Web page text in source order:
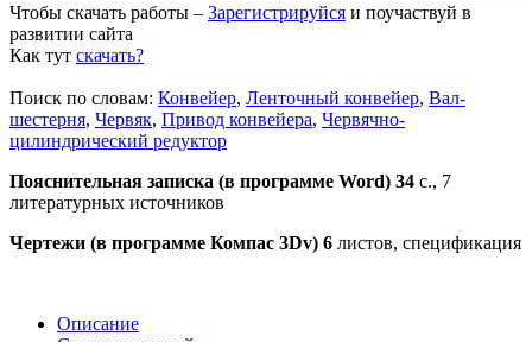
Чтобы скачать работы – Зарегистрируйся и поучаствуй в
развитии сайта
Как тут скачать?
Поиск по словам: Конвейер, Ленточный конвейер, Вал-
шестерня, Червяк, Привод конвейера, Червячно-
цилиндрический редуктор
Пояснительная записка (в программе Word) 34 с., 7
литературных источников
Чертежи (в программе Компас 3Dv) 6 листов, спецификация
Описание